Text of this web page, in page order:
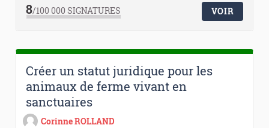
8/100 000SIGNATURES VOIR
Créer un statut juridique pour les
animaux de ferme vivant en
sanctuaires
Corinne ROLLAND